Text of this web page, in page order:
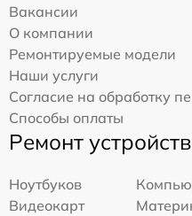
Вакансии
О компании
Ремонтируемые модели
Наши услуги
Согласие на обработку
Способы оплаты
Ремонт устройств
Ноутбуков
Видеокарт